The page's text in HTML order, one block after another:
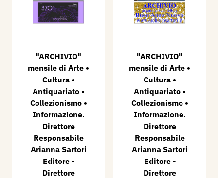
"ARCHIVIO"
mensile di Arte •
Cultura •
Antiquariato •
Collezionismo •
Informazione.
Direttore
Responsabile
Arianna Sartori
Editore -
Direttore
"ARCHIVIO"
mensile di Arte •
Cultura •
Antiquariato •
Collezionismo •
Informazione.
Direttore
Responsabile
Arianna Sartori
Editore -
Direttore